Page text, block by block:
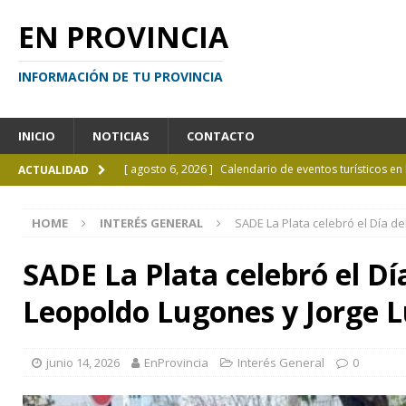
EN PROVINCIA
INFORMACIÓN DE TU PROVINCIA
INICIO NOTICIAS CONTACTO
ACTUALIDAD [ agosto 6, 2026 ] Calendario de eventos turísticos
[ agosto 5, 2026 ]
La mujer que sobrevivió tras ser
CURIOSIDADES
[ agosto 7, 2026 ] Borges sobre Almafuerte en la
HOME INTERÉS GENERAL SADE La Plata celebró el Día
SADE La Plata celebró el
Leopoldo Lugones y Jorge
junio 14, 2026 EnProvincia Interés General 0